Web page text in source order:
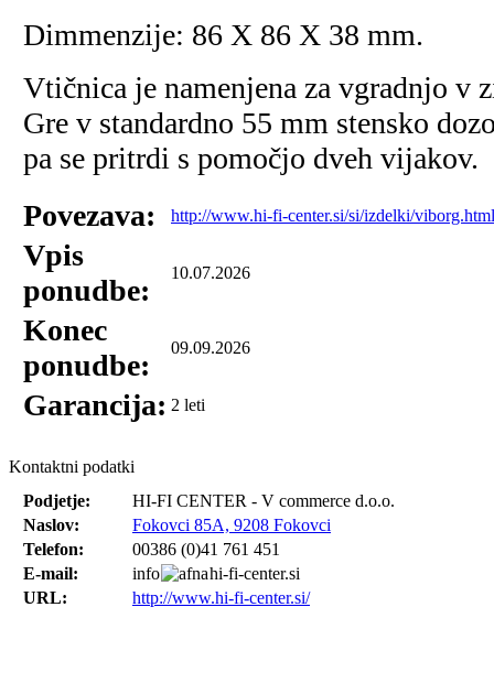
Dimmenzije: 86 X 86 X 38 mm.
Vtičnica je namenjena za vgradnjo v
Gre v standardno 55 mm stensko
pa se pritrdi s pomočjo dveh vijakov.
Povezava:
http://www.hi-fi-center.si/si/izdelki/viborg.html
Vpis
ponudbe:
10.07.2026
Konec
ponudbe:
09.09.2026
Garancija: 2 leti
Kontaktni podatki
Podjetje:
HI-FI CENTER - V commerce d.o.o.
Naslov:
Fokovci 85A, 9208 Fokovci
Telefon:
00386 (0)41 761 451
E-mail:
info
hi-fi-center.si
URL:
http://www.hi-fi-center.si/